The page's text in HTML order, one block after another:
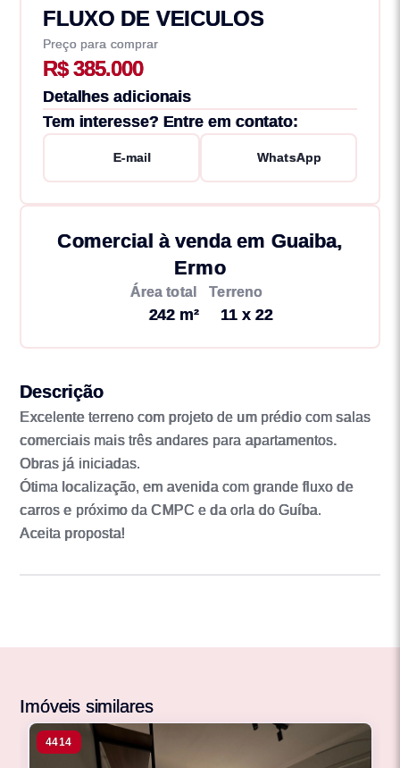
FLUXO DE VEICULOS
Preço para comprar
R$ 385.000
Detalhes adicionais
Tem interesse? Entre em contato:
E-mail WhatsApp
Comercial à venda em Guaiba,
Ermo
Área total
242 m²
Terreno
11 x 22
Descrição
Excelente terreno com projeto de um prédio com salas
comerciais mais três andares para apartamentos.
Obras já iniciadas.
Ótima localização, em avenida com grande fluxo de
carros e próximo da CMPC e da orla do Guíba.
Aceita proposta!
Imóveis similares
4414